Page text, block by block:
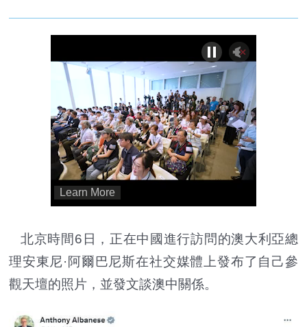
北京時間6日，正在中國進行訪問的澳大利亞總
理安東尼·阿爾巴尼斯在社交媒體上發布了自己參
觀天壇的照片，並發文談澳中關係。